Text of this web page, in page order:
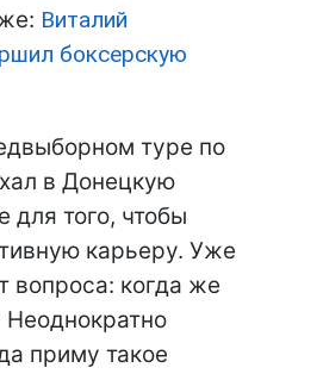
Виталий
боксерскую
туре по
в Донецкую
для того, чтобы
карьеру. Уже
вопроса: когда же
Неоднократно
приму такое